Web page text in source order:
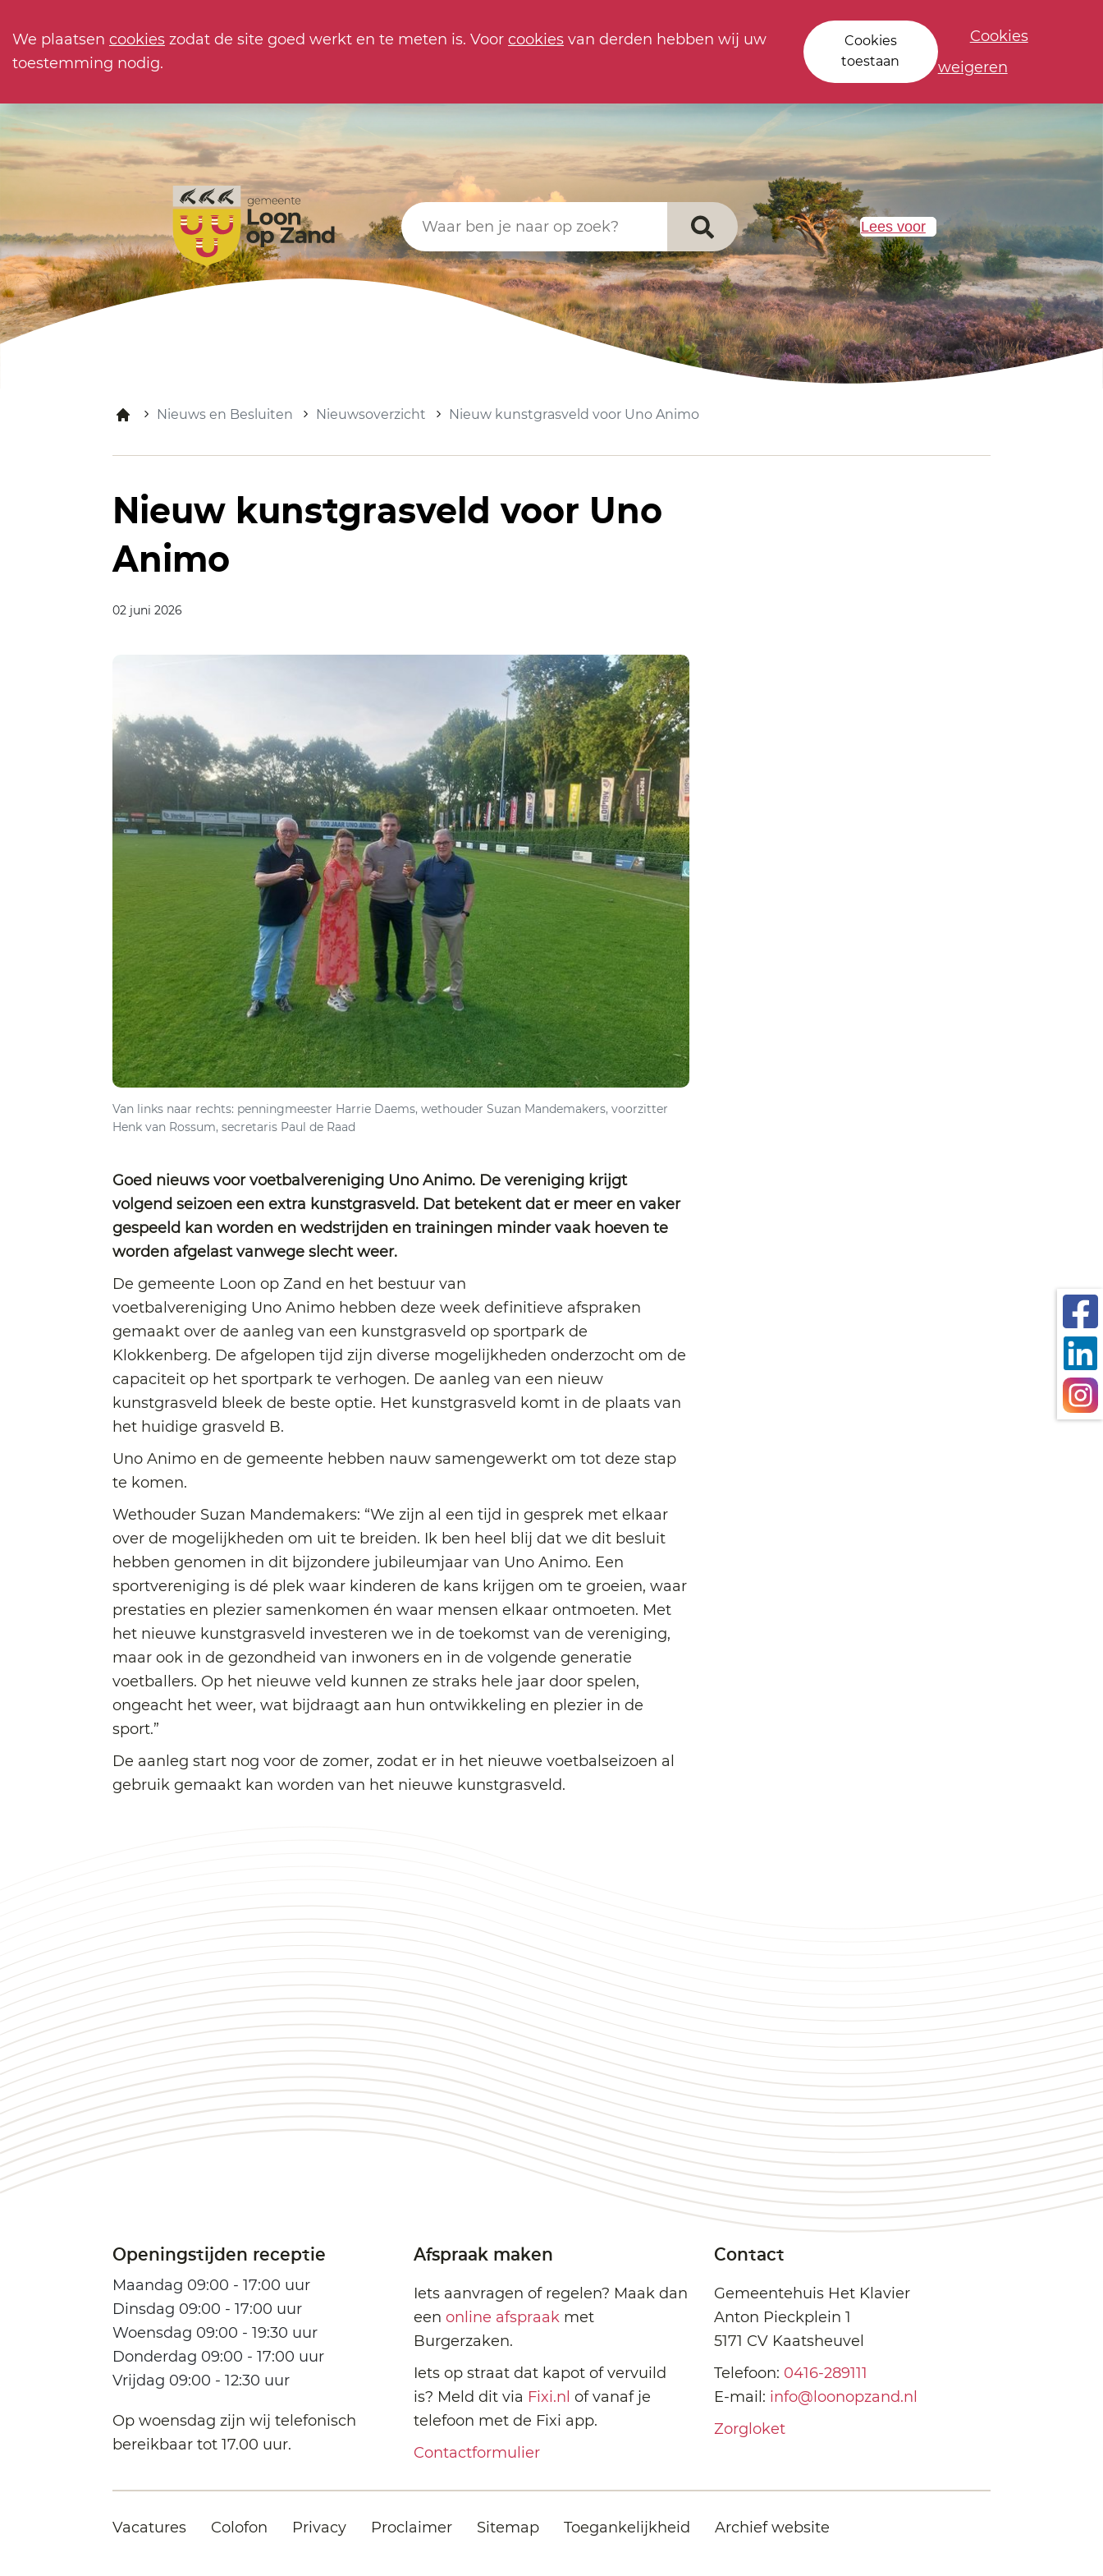
We plaatsen cookies zodat de site goed werkt en te meten is. Voor cookies van derden hebben wij uw
toestemming nodig.
Cookies
toestaan
Cookies
weigeren
Waar ben je naar op zoek?
Lees voor
Nieuws en Besluiten Nieuwsoverzicht Nieuw kunstgrasveld voor Uno Animo
Nieuw kunstgrasveld voor Uno
Animo
02 juni 2026
Van links naar rechts: penningmeester Harrie Daems, wethouder Suzan Mandemakers, voorzitter
Henk van Rossum, secretaris Paul de Raad
Goed nieuws voor voetbalvereniging Uno Animo. De vereniging krijgt
volgend seizoen een extra kunstgrasveld. Dat betekent dat er meer en vaker
gespeeld kan worden en wedstrijden en trainingen minder vaak hoeven te
worden afgelast vanwege slecht weer.
De gemeente Loon op Zand en het bestuur van
voetbalvereniging Uno Animo hebben deze week definitieve afspraken
gemaakt over de aanleg van een kunstgrasveld op sportpark de
Klokkenberg. De afgelopen tijd zijn diverse mogelijkheden onderzocht om de
capaciteit op het sportpark te verhogen. De aanleg van een nieuw
kunstgrasveld bleek de beste optie. Het kunstgrasveld komt in de plaats van
het huidige grasveld B.
Uno Animo en de gemeente hebben nauw samengewerkt om tot deze stap
te komen.
Wethouder Suzan Mandemakers: “We zijn al een tijd in gesprek met elkaar
over de mogelijkheden om uit te breiden. Ik ben heel blij dat we dit besluit
hebben genomen in dit bijzondere jubileumjaar van Uno Animo. Een
sportvereniging is dé plek waar kinderen de kans krijgen om te groeien, waar
prestaties en plezier samenkomen én waar mensen elkaar ontmoeten. Met
het nieuwe kunstgrasveld investeren we in de toekomst van de vereniging,
maar ook in de gezondheid van inwoners en in de volgende generatie
voetballers. Op het nieuwe veld kunnen ze straks hele jaar door spelen,
ongeacht het weer, wat bijdraagt aan hun ontwikkeling en plezier in de
sport.”
De aanleg start nog voor de zomer, zodat er in het nieuwe voetbalseizoen al
gebruik gemaakt kan worden van het nieuwe kunstgrasveld.
Openingstijden receptie
Maandag 09:00 - 17:00 uur
Dinsdag 09:00 - 17:00 uur
Woensdag 09:00 - 19:30 uur
Donderdag 09:00 - 17:00 uur
Vrijdag 09:00 - 12:30 uur
Op woensdag zijn wij telefonisch
bereikbaar tot 17.00 uur.
Afspraak maken
Iets aanvragen of regelen? Maak dan
een online afspraakmet
Burgerzaken.
Iets op straat dat kapot of vervuild
is? Meld dit via Fixi.nl of vanaf je
telefoon met de Fixi app.
Contactformulier
Contact
Gemeentehuis Het Klavier
Anton Pieckplein 1
5171 CV Kaatsheuvel
Telefoon: 0416-289111
E-mail: info@loonopzand.nl
Zorgloket
Vacatures Colofon Privacy Proclaimer Sitemap Toegankelijkheid Archief website